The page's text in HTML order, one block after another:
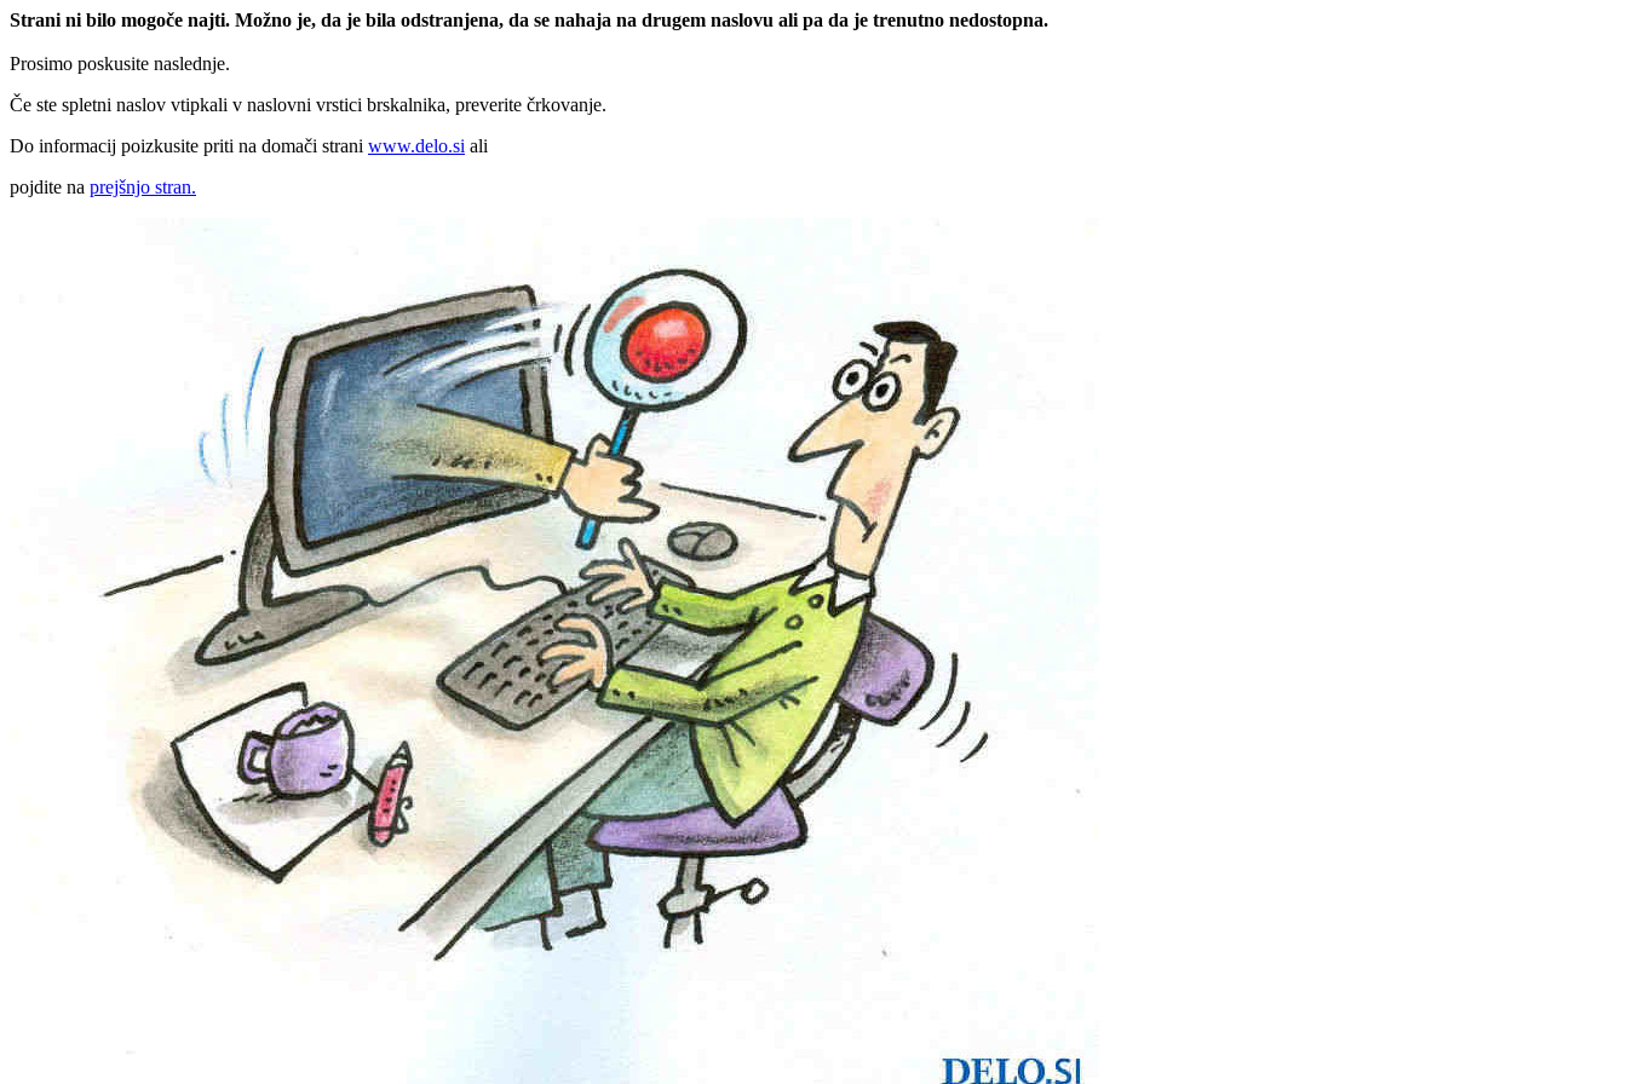
Strani ni bilo mogoče najti. Možno je, da je bila odstranjena, da se nahaja na drugem naslovu ali pa da je trenutno nedostopna.
Prosimo poskusite naslednje.
Če ste spletni naslov vtipkali v naslovni vrstici brskalnika, preverite črkovanje.
Do informacij poizkusite priti na domači strani www.delo.si ali
pojdite na prejšnjo stran.